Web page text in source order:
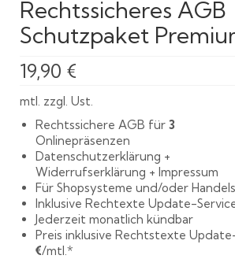
Rechtssicheres AGB
Schutzpaket
19,90 €
mtl. zzgl. Ust.
Rechtssichere AGB für 3
Onlinepräsenzen
Datenschutzerklärung +
Widerrufserklärung + Impressum
Für Shopsysteme und/oder
Inklusive Rechtexte Update-
Jederzeit monatlich kündbar
Preis inklusive Rechtstexte
€/mtl.*